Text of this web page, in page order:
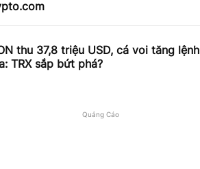
thu 37,8 triệu USD, cá voi tăng lệnh
TRX sắp bứt phá?
Quảng Cáo